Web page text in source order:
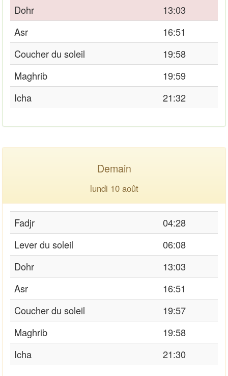
Dohr
13:03
Asr
16:51
Coucher du soleil
19:58
Maghrib
19:59
Icha
21:32
Demain
lundi 10 août
Fadjr
04:28
Lever du soleil
06:08
Dohr
13:03
Asr
16:51
Coucher du soleil
19:57
Maghrib
19:58
Icha
21:30